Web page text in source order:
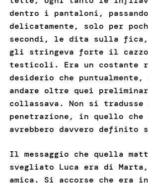
dentro i pantaloni, passando
delicatamente, solo per
secondi, le dita sulla
gli stringeva forte il
testicoli. Era un costante
desiderio che puntualmente,
andare oltre quei
collassava. Non si tradusse
penetrazione, in quello che
avrebbero davvero definito
Il messaggio che quella
svegliato Luca era di
amica. Si accorse che era